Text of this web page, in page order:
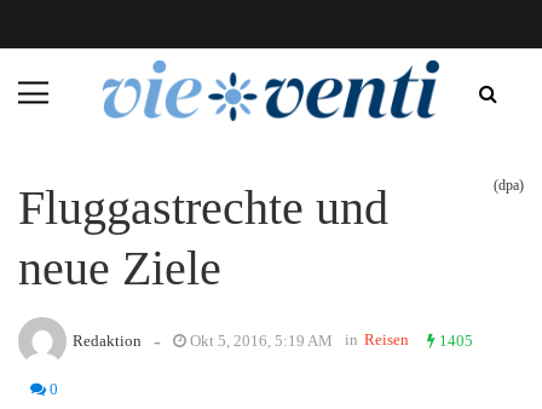
Fluggastrechte und
neue Ziele
(dpa)
Redaktion - Okt 5, 2016, 5:19 AM in Reisen 1405
0